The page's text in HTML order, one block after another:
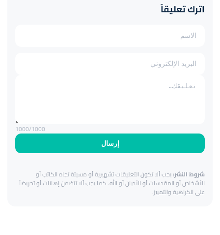
اترك تعليقاً
إرسال
1000/1000
شروط النشر:يجب ألا تكون التعليقات تشهيرية أو مسيئة تجاه الكاتب أو
الأشخاص أو المقدسات أو الأديان أو الله. كما يجب ألا تتضمن إهانات أو تحريضاً
على الكراهية والتمييز.